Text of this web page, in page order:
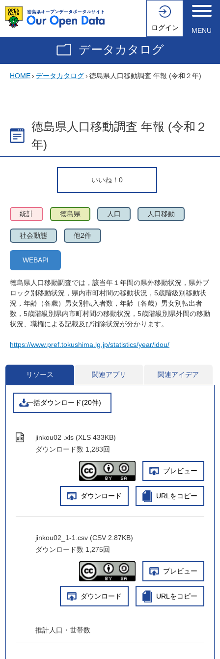
ログイン MENU
データカタログ
HOME› データカタログ› 徳島県人口移動調査 年報 (令和２年)
徳島県人口移動調査 年報 (令和２
年)
いいね！ 0
統計 徳島県 人口 人口移動
社会動態 他2件
WEBAPI
徳島県人口移動調査では，該当年１年間の県外移動状況，県外ブ
ロック別移動状況，県内市町村間の移動状況，5歳階級別移動状
況，年齢（各歳）男女別転入者数，年齢（各歳）男女別転出者
数，5歳階級別県内市町村間の移動状況，5歳階級別県外間の移動
状況、職権による記載及び消除状況が分かります。
https://www.pref.tokushima.lg.jp/statistics/year/idou/
リソース 関連アプリ 関連アイデア
一括ダウンロード(20件)
jinkou02 .xls (XLS 433KB)
ダウンロード数 1,283回
プレビュー
ダウンロード URLをコピー
jinkou02_1-1.csv (CSV 2.87KB)
ダウンロード数 1,275回
プレビュー
ダウンロード URLをコピー
推計人口・世帯数